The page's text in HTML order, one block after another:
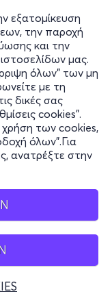
εξατομίκευση
την παροχή
και την
μας.
όλων" των μη
με τη
δικές σας
cookies".
χρήση των cookies,
όλων".Για
ανατρέξτε στην
μας